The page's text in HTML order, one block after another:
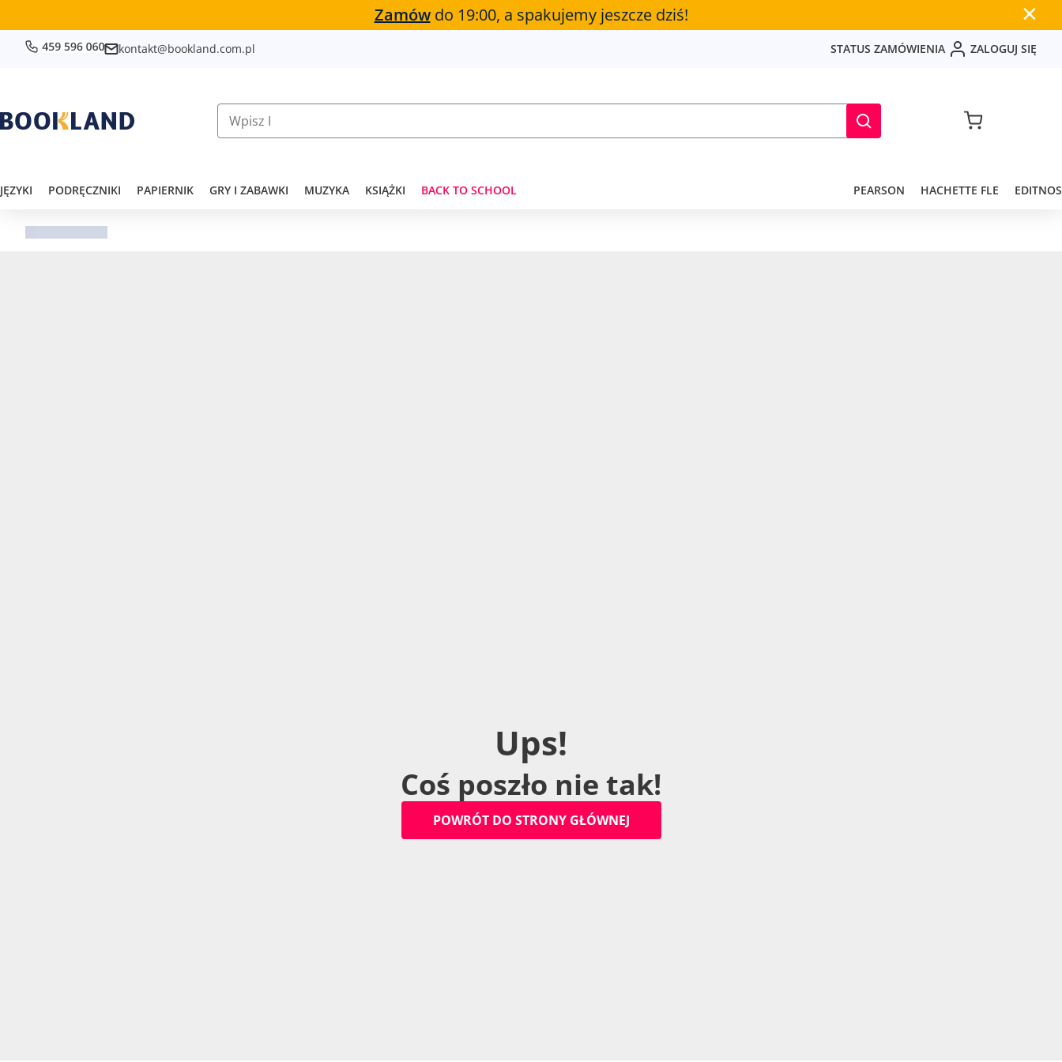
Zamówdo 19:00, a spakujemy jeszcze dziś! ✕
kontakt@bookland.com.pl STATUS ZAMÓWIENIA ZALOGUJ SIĘ
JĘZYKI PODRĘCZNIKI PAPIERNIK GRY I ZABAWKI MUZYKA KSIĄŻKI BACK TO SCHOOL PEARSON HACHETTE FLE EDITNOS
Ups!
Coś poszło nie tak!
POWRÓT DO STRONY GŁÓWNEJ